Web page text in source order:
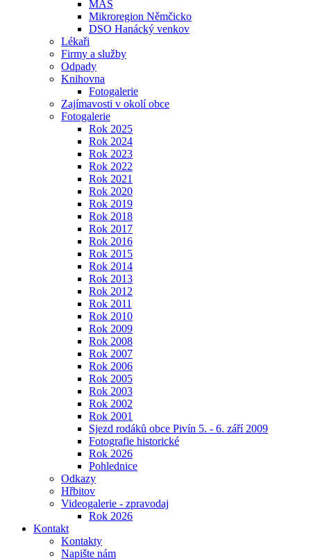
MAS
Mikroregion Němčicko
DSO Hanácký venkov
Lékaři
Firmy a služby
Odpady
Knihovna
Fotogalerie
Zajímavosti v okolí obce
Fotogalerie
Rok 2025
Rok 2024
Rok 2023
Rok 2022
Rok 2021
Rok 2020
Rok 2019
Rok 2018
Rok 2017
Rok 2016
Rok 2015
Rok 2014
Rok 2013
Rok 2012
Rok 2011
Rok 2010
Rok 2009
Rok 2008
Rok 2007
Rok 2006
Rok 2005
Rok 2003
Rok 2002
Rok 2001
Sjezd rodáků obce Pivín 5. - 6. září 2009
Fotografie historické
Rok 2026
Pohlednice
Odkazy
Hřbitov
Videogalerie - zpravodaj
Rok 2026
Kontakt
Kontakty
Napište nám